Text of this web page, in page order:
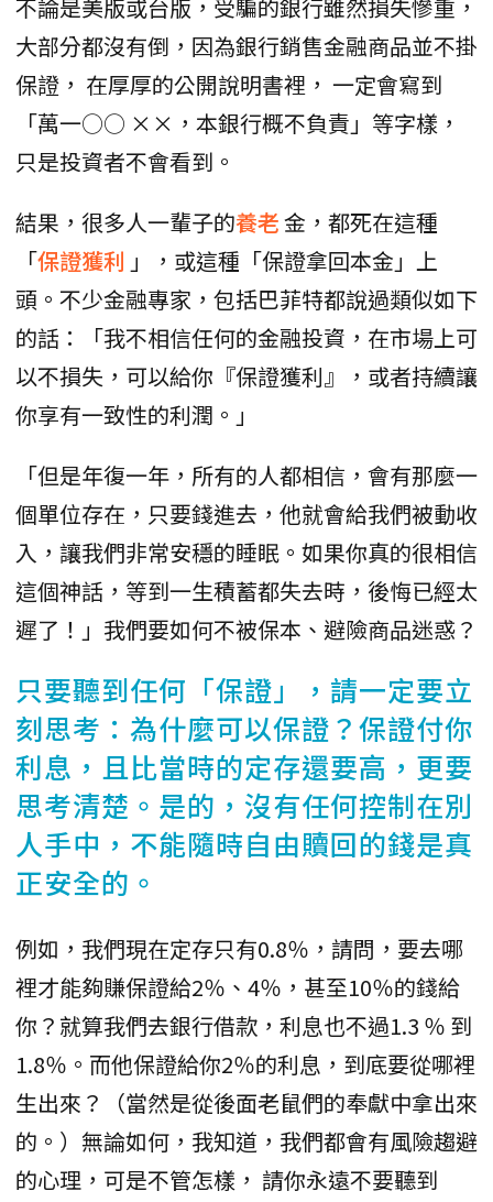
不論是美版或台版，受騙的銀行雖然損失慘重，
大部分都沒有倒，因為銀行銷售金融商品並不掛
保證， 在厚厚的公開說明書裡， 一定會寫到
「萬一○○ ××，本銀行概不負責」等字樣，
只是投資者不會看到。
結果，很多人一輩子的養老金，都死在這種
「保證獲利 」，或這種「保證拿回本金」上
頭。不少金融專家，包括巴菲特都說過類似如下
的話：「我不相信任何的金融投資，在市場上可
以不損失，可以給你『保證獲利』，或者持續讓
你享有一致性的利潤。」
「但是年復一年，所有的人都相信，會有那麼一
個單位存在，只要錢進去，他就會給我們被動收
入，讓我們非常安穩的睡眠。如果你真的很相信
這個神話，等到一生積蓄都失去時，後悔已經太
遲了！」我們要如何不被保本、避險商品迷惑？
只要聽到任何「保證」，請一定要立
刻思考：為什麼可以保證？保證付你
利息，且比當時的定存還要高，更要
思考清楚。是的，沒有任何控制在別
人手中，不能隨時自由贖回的錢是真
正安全的。
例如，我們現在定存只有0.8％，請問，要去哪
裡才能夠賺保證給2％、4％，甚至10％的錢給
你？就算我們去銀行借款，利息也不過1.3 ％ 到
1.8％。而他保證給你2％的利息，到底要從哪裡
生出來？（當然是從後面老鼠們的奉獻中拿出來
的。）無論如何，我知道，我們都會有風險趨避
的心理，可是不管怎樣， 請你永遠不要聽到